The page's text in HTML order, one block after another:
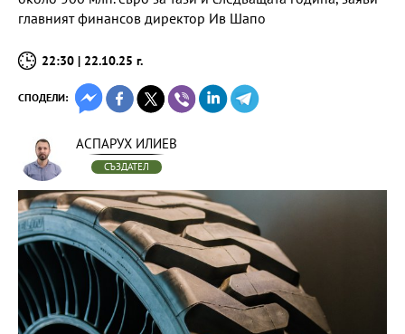
главният финансов директор Ив Шапо
22:30 | 22.10.25 г.
СПОДЕЛИ:
АСПАРУХ ИЛИЕВ
СЪЗДАТЕЛ